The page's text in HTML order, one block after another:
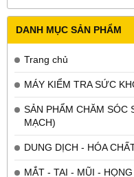
DANH MỤC SẢN PHẨM
Trang chủ
MÁY KIỂM TRA SỨC
SẢN PHẨM CHĂM SÓC
MẠCH)
DUNG DỊCH - HÓA
MẮT - TAI - MŨI -